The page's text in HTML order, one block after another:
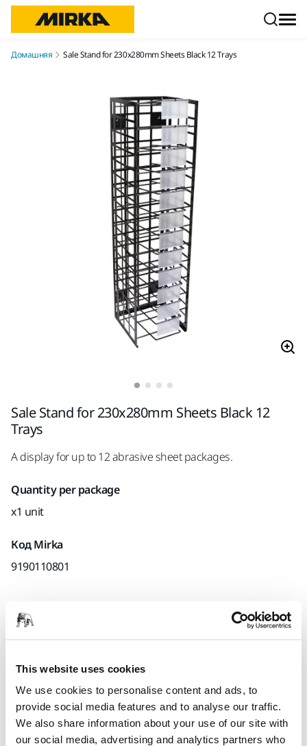
This website uses cookies
We use cookies to personalise content and ads, to
provide social media features and to analyse our traffic.
We also share information about your use of our site with
our social media, advertising and analytics partners who
Домашняя Sale Stand for 230x280mm Sheets Black 12 Trays
Sale Stand for 230x280mm Sheets Black 12
Trays
A display for up to 12 abrasive sheet packages.
Quantity per package
x1 unit
Код Mirka
9190110801
Техническая информация
A display for up to 12 abrasive sheet packages.